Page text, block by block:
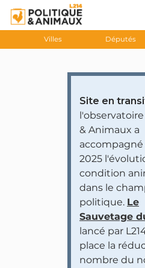
Villes Députés
Site en
& Animaux a
accompagné
2025
condition
dans le
politique. Le
Sauvetage
lancé par
place la
nombre du